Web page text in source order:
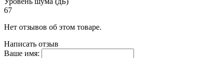
67
Нет отзывов об этом товаре.
Написать отзыв
Ваше имя: